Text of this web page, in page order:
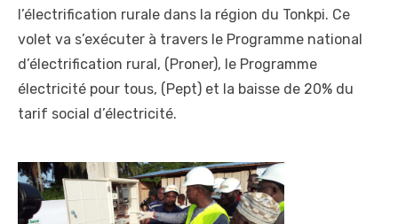
l’électrification rurale dans la région du Tonkpi. Ce
volet va s’exécuter à travers le Programme national
d’électrification rural, (Proner), le Programme
électricité pour tous, (Pept) et la baisse de 20% du
tarif social d’électricité.